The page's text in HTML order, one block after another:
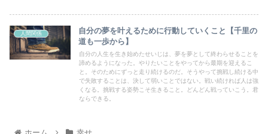
人間関係
自分の夢を叶えるために行動していくこと【千里の
道も一歩から】
自分の人生を生き始めたせいじは、夢を夢として終わらせることを
諦めるようになった。やりたいことをやってから最期を迎えるこ
と。そのためにずっと走り続けるのだ。そうやって挑戦し続ける中
で失敗することは、決して弱いことではない。戦い続ければ人は強
くなる。挑戦する姿勢こそ生きること。どんどん戦っていこう。君
ならできる。